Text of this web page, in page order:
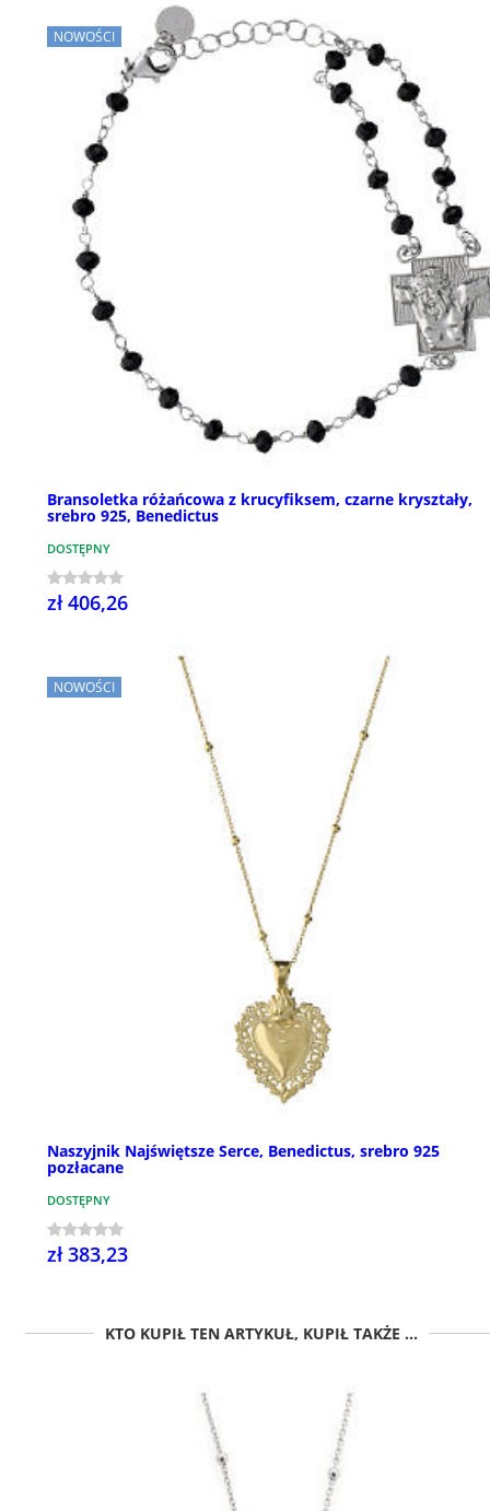
NOWOŚCI
Bransoletka różańcowa z krucyfiksem, czarne kryształy,
srebro 925, Benedictus
DOSTĘPNY
zł 406,26
NOWOŚCI
Naszyjnik Najświętsze Serce, Benedictus, srebro 925
pozłacane
DOSTĘPNY
zł 383,23
KTO KUPIŁ TEN ARTYKUŁ, KUPIŁ TAKŻE ...